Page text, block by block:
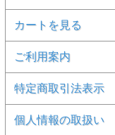
カートを見る
ご利用案内
特定商取引法表示
個人情報の取扱い